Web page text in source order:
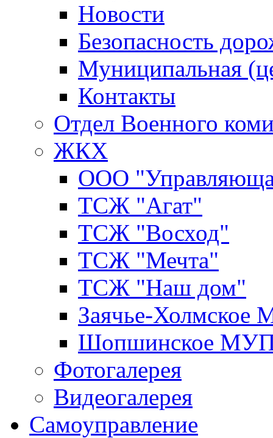
Новости
Безопасность
Муниципальная
Контакты
Отдел Военного
ЖКХ
ООО
ТСЖ "Агат"
ТСЖ "Восход"
ТСЖ "Мечта"
ТСЖ "Наш дом"
Заячье-
Шопшинское
Фотогалерея
Видеогалерея
Самоуправление